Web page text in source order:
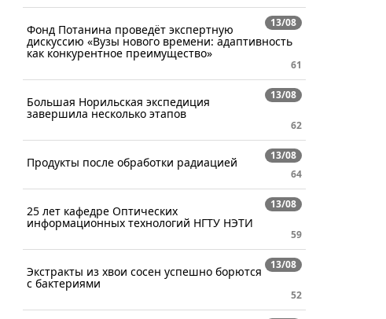
13/08
Фонд Потанина проведёт экспертную
дискуссию «Вузы нового времени: адаптивность
как конкурентное преимущество»
61
13/08
Большая Норильская экспедиция
завершила несколько этапов
62
13/08
Продукты после обработки радиацией
64
13/08
25 лет кафедре Оптических
информационных технологий НГТУ НЭТИ
59
13/08
Экстракты из хвои сосен успешно борются
с бактериями
52